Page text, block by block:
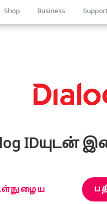
Shop Business Support
IDயுடன்